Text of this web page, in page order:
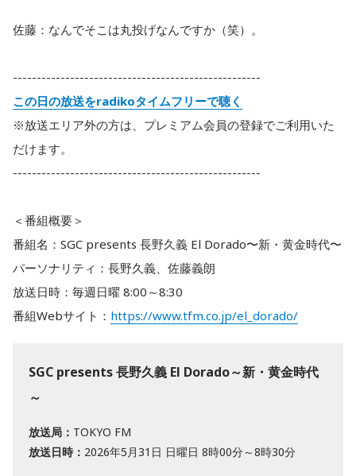
佐藤：なんでそこは丸投げなんですか（笑）。
----------------------------------------------------
この日の放送をradikoタイムフリーで聴く
※放送エリア外の方は、プレミアム会員の登録でご利用いた
だけます。
----------------------------------------------------
＜番組概要＞
番組名：SGC presents 長野久義 El Dorado〜新・黄金時代〜
パーソナリティ：長野久義、佐藤義朗
放送日時：毎週日曜 8:00～8:30
番組Webサイト： https://www.tfm.co.jp/el_dorado/
SGC presents 長野久義 El Dorado～新・黄金時代
～
放送局： TOKYO FM
放送日時： 2026年5月31日 日曜日 8時00分～8時30分